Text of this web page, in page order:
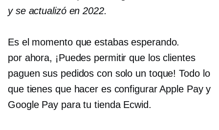
y se actualizó en 2022.
Es el momento que estabas esperando.
por ahora, ¡Puedes permitir que los clientes
paguen sus pedidos con solo un toque! Todo lo
que tienes que hacer es configurar Apple Pay y
Google Pay para tu tienda Ecwid.